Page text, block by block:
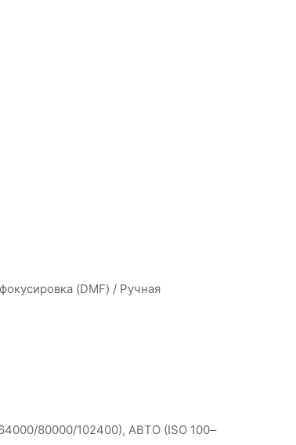
(DMF) / Ручная
80000/102400), АВТО (ISO 100–